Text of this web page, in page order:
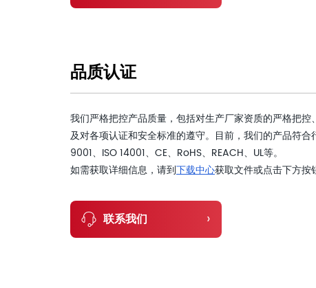
品质认证
我们严格把控产品质量，包括对生产厂家资质的严格把
及对各项认证和安全标准的遵守。目前，我们的产品符
9001、ISO 14001、CE、RoHS、REACH、UL等。
如需获取详细信息，请到下载中心获取文件或点击下方按
联系我们 ›